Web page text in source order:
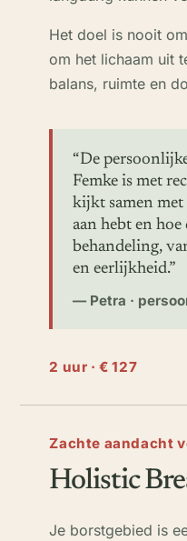
Het doel is nooit
om het lichaam uit
balans, ruimte en
“De
Femke is met
kijkt samen met
aan hebt en
behandeling,
en eerlijkheid.”
— Petra ·
2 uur · € 127
Zachte aandacht
Holistic
Je borstgebied is